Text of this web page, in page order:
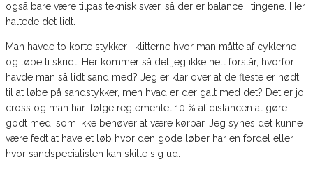
også bare være tilpas teknisk svær, så der er balance i tingene. Her
haltede det lidt.
Man havde to korte stykker i klitterne hvor man måtte af cyklerne
og løbe ti skridt. Her kommer så det jeg ikke helt forstår, hvorfor
havde man så lidt sand med? Jeg er klar over at de fleste er nødt
til at løbe på sandstykker, men hvad er der galt med det? Det er jo
cross og man har ifølge reglementet 10 % af distancen at gøre
godt med, som ikke behøver at være kørbar. Jeg synes det kunne
være fedt at have et løb hvor den gode løber har en fordel eller
hvor sandspecialisten kan skille sig ud.